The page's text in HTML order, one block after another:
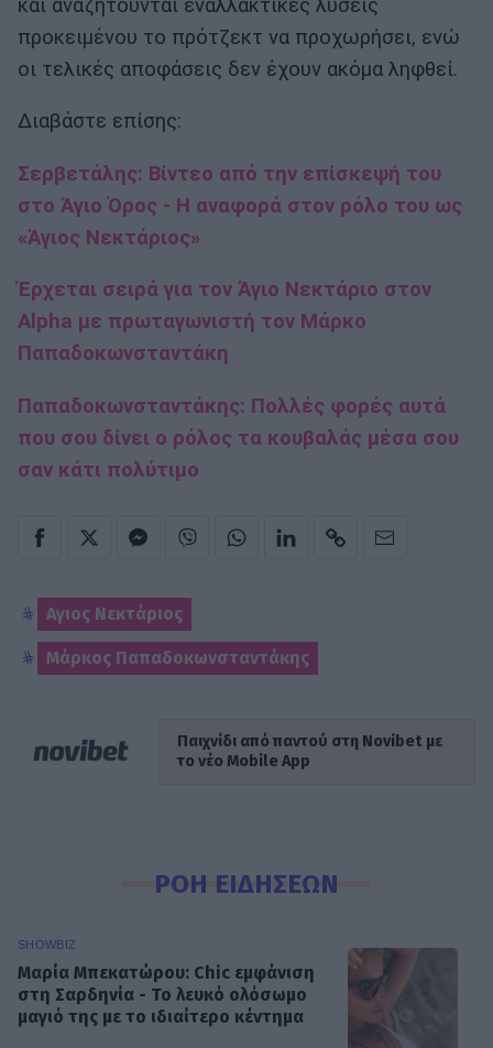
και αναζητούνται εναλλακτικές λύσεις
προκειμένου το πρότζεκτ να προχωρήσει, ενώ
οι τελικές αποφάσεις δεν έχουν ακόμα ληφθεί.
Διαβάστε επίσης:
Σερβετάλης: Βίντεο από την επίσκεψή του
στο Άγιο Όρος - Η αναφορά στον ρόλο του ως
«Άγιος Νεκτάριος»
Έρχεται σειρά για τον Άγιο Νεκτάριο στον
Alpha με πρωταγωνιστή τον Μάρκο
Παπαδοκωνσταντάκη
Παπαδοκωνσταντάκης: Πολλές φορές αυτά
που σου δίνει ο ρόλος τα κουβαλάς μέσα σου
σαν κάτι πολύτιμο
Αγιος Νεκτάριος
Μάρκος Παπαδοκωνσταντάκης
Παιχνίδι από παντού στη Novibet με
το νέο Mobile App
ΡΟΗ ΕΙΔΗΣΕΩΝ
SHOWBIZ
Μαρία Μπεκατώρου: Chic εμφάνιση
στη Σαρδηνία - Το λευκό ολόσωμο
μαγιό της με το ιδιαίτερο κέντημα